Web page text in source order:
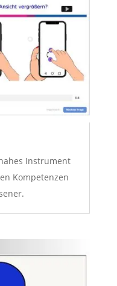
Instrument
Kompetenzen